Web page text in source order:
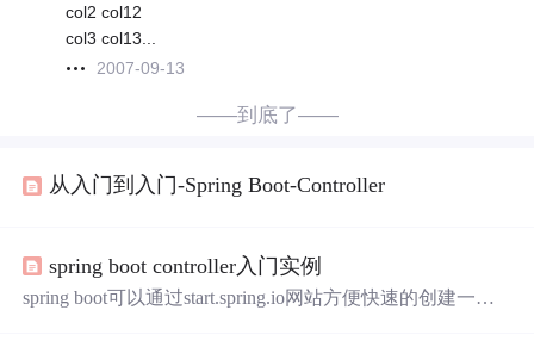
col2 col12
col3 col13...
2007-09-13
——到底了——
从入门到入门-Spring Boot-Controller
spring boot controller入门实例
spring boot可以通过start.spring.io网站方便快速的创建一个